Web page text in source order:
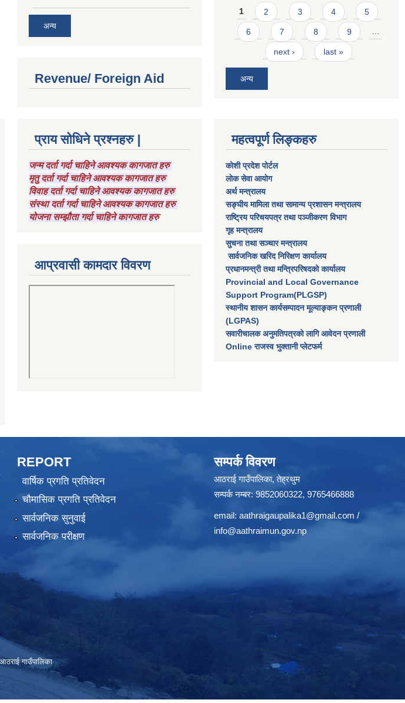
अन्य
Revenue/ Foreign Aid
Pages
1 2 3 4 5
6 7 8 9 …
next › last »
अन्य
प्राय सोधिने प्रश्नहरु |
जन्म दर्ता गर्दा चाहिने आवश्यक कागजात हरु
मृतु दर्ता गर्दा चाहिने आवश्यक कागजात हरु
विवाह दर्ता गर्दा चाहिने आवश्यक कागजात हरु
संस्था दर्ता गर्दा चाहिने आवश्यक कागजात हरु
योजना सम्झौता गर्दा चाहिने कागजात हरु
आप्रवासी कामदार विवरण
महत्वपूर्ण लिङ्कहरु
कोशी प्रदेश पोर्टल
लाेक सेवा आयाेग
अर्थ मन्त्रालय
सङ्घीय मामिला तथा सामान्य प्रशासन मन्त्रालय
राष्‍ट्रिय परिचयपत्र तथा पञ्‍जीकरण विभाग
गृह मन्त्रालय
सुचना तथा सञ्चार मन्त्रालय
सार्वजनिक खरिद निरिक्षण कार्यालय
प्रधानमन्त्री तथा मन्त्रिपरिषदकाे कार्यालय
Provincial and Local Governance
Support Program(PLGSP)
स्थानीय शासन कार्यसम्पादन मूल्याङ्कन प्रणाली
(LGPAS)
सवारीचालक अनुमतिपत्रको लागि आवेदन प्रणाली
Online राजस्व भुक्तानी प्लेटफर्म
REPORT
वार्षिक प्रगति प्रतिवेदन
चौमासिक प्रगति प्रतिवेदन
सार्वजनिक सुनुवाई
सार्वजनिक परीक्षण
सम्पर्क विवरण
आठराई गाउँपालिका, तेह्रथुम
सम्पर्क नम्बर: 9852060322, 9765466888
email: aathraigaupalika1@gmail.com /
info@aathraimun.gov.np
गाउँपालिका